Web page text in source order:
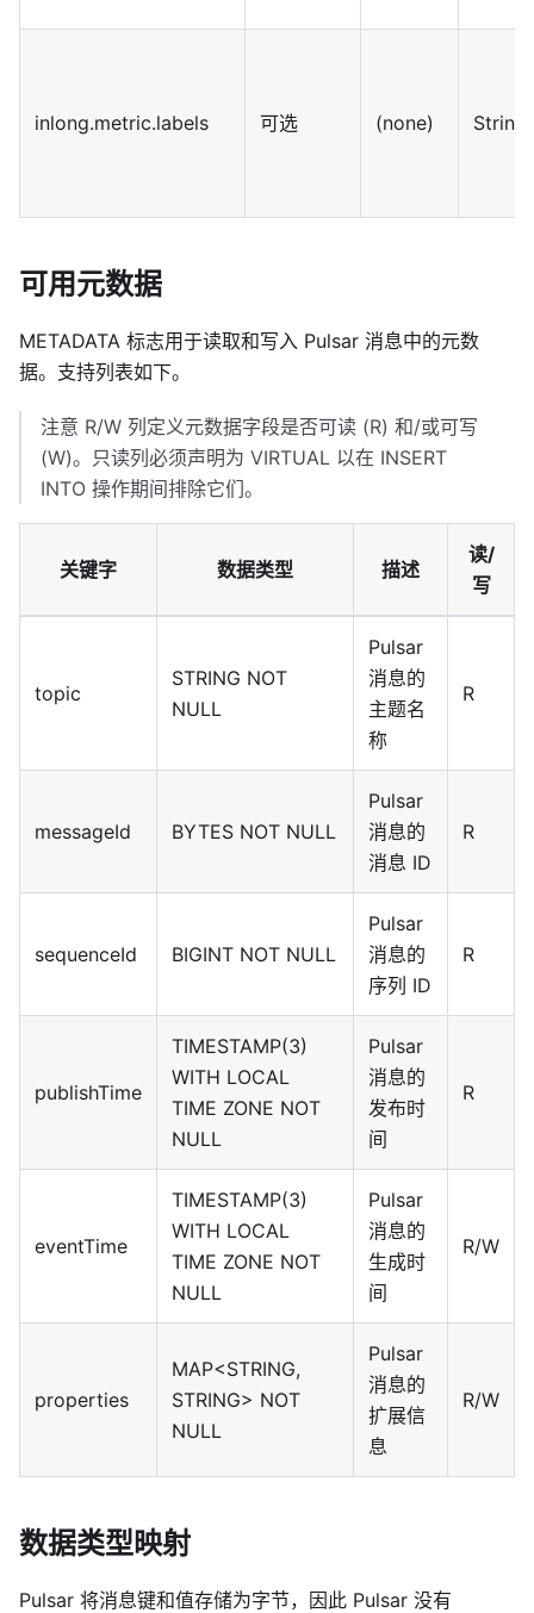
inlong.metric.labels 可选 (none) String
可用元数据
METADATA 标志用于读取和写入 Pulsar 消息中的元数
据。支持列表如下。
注意 R/W 列定义元数据字段是否可读 (R) 和/或可写
(W)。只读列必须声明为 VIRTUAL 以在 INSERT
INTO 操作期间排除它们。
关键字 数据类型 描述
读/
写
topic
STRING NOT
NULL
Pulsar
消息的
主题名
称
R
messageId BYTES NOT NULL
Pulsar
消息的
消息 ID
R
sequenceId BIGINT NOT NULL
Pulsar
消息的
序列 ID
R
publishTime
TIMESTAMP(3)
WITH LOCAL
TIME ZONE NOT
NULL
Pulsar
消息的
发布时
间
R
eventTime
TIMESTAMP(3)
WITH LOCAL
TIME ZONE NOT
NULL
Pulsar
消息的
生成时
间
R/W
properties
MAP<STRING,
STRING> NOT
NULL
Pulsar
消息的
扩展信
息
R/W
数据类型映射
Pulsar 将消息键和值存储为字节，因此 Pulsar 没有